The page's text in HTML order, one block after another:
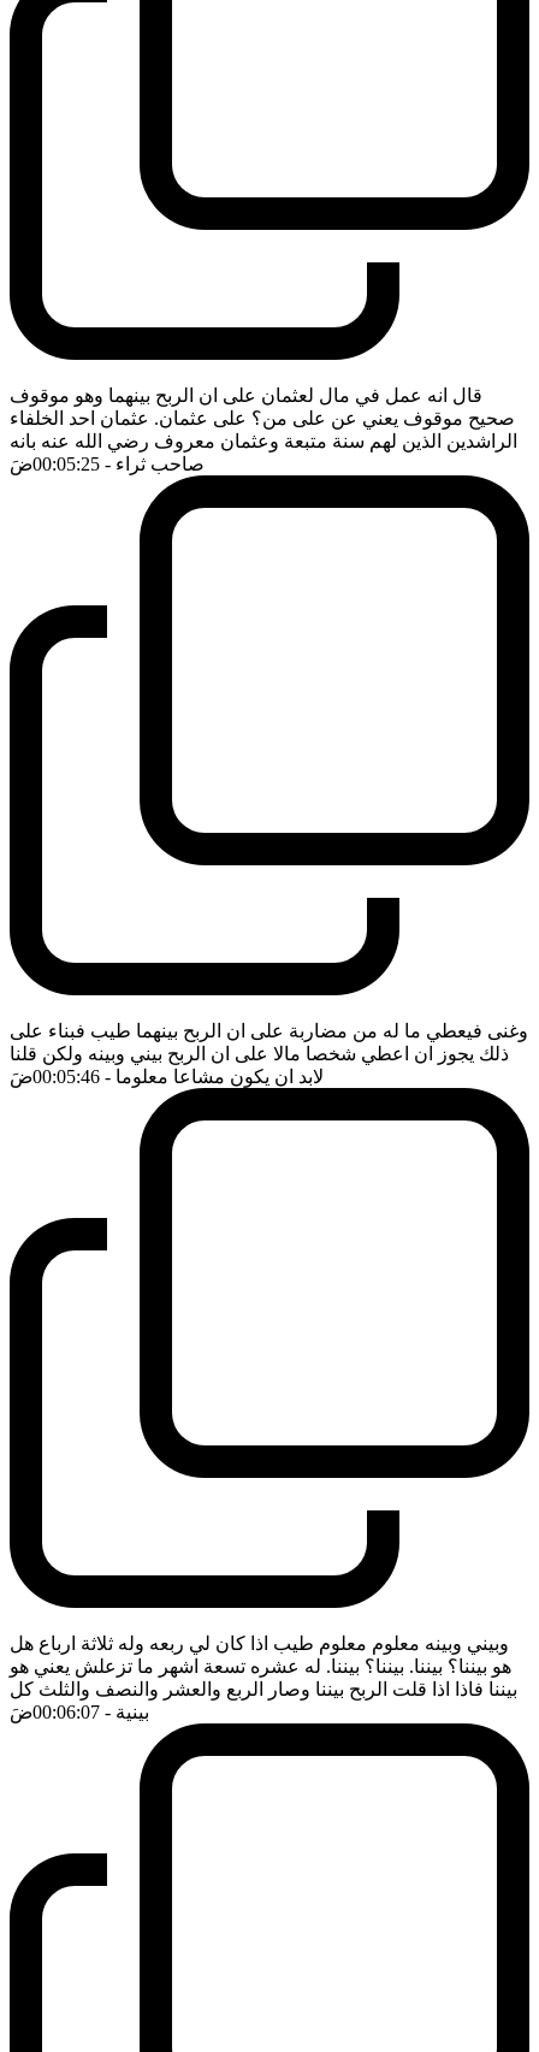
قال انه عمل في مال لعثمان على ان الربح بينهما وهو موقوف
صحيح موقوف يعني عن على من؟ على عثمان. عثمان احد الخلفاء
الراشدين الذين لهم سنة متبعة وعثمان معروف رضي الله عنه بانه
صاحب ثراء - 00:05:25 ضَ
وغنى فيعطي ما له من مضاربة على ان الربح بينهما طيب فبناء على
ذلك يجوز ان اعطي شخصا مالا على ان الربح بيني وبينه ولكن قلنا
لابد ان يكون مشاعا معلوما - 00:05:46 ضَ
وبيني وبينه معلوم معلوم طيب اذا كان لي ربعه وله ثلاثة ارباع هل
هو بيننا؟ بيننا. بيننا؟ بيننا. له عشره تسعة اشهر ما تزعلش يعني هو
بيننا فاذا اذا قلت الربح بيننا وصار الربع والعشر والنصف والثلث كل
بينية - 00:06:07 ضَ